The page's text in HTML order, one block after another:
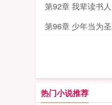
第92章 我辈读书
第96章 少年当为
热门小说推荐